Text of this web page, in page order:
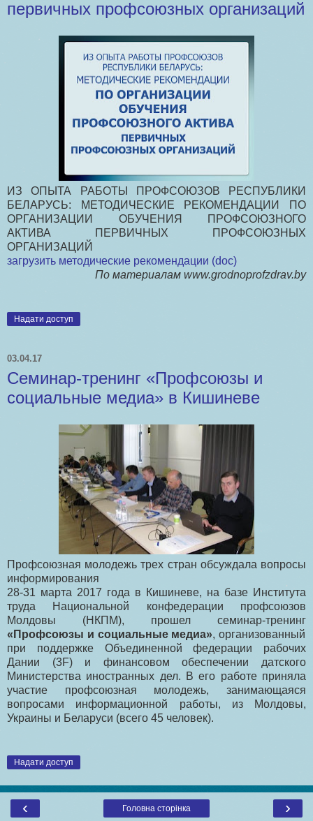
первичных профсоюзных организаций
ИЗ ОПЫТА РАБОТЫ ПРОФСОЮЗОВ РЕСПУБЛИКИ
БЕЛАРУСЬ: МЕТОДИЧЕСКИЕ РЕКОМЕНДАЦИИ ПО
ОРГАНИЗАЦИИ ОБУЧЕНИЯ ПРОФСОЮЗНОГО
АКТИВА ПЕРВИЧНЫХ ПРОФСОЮЗНЫХ
ОРГАНИЗАЦИЙ
загрузить методические рекомендации (doc)
По материалам www.grodnoprofzdrav.by
Надати доступ
03.04.17
Семинар-тренинг «Профсоюзы и
социальные медиа» в Кишиневе
Профсоюзная молодежь трех стран обсуждала вопросы
информирования
28-31 марта 2017 года в Кишиневе, на базе Института
труда Национальной конфедерации профсоюзов
Молдовы (НКПМ), прошел семинар-тренинг
«Профсоюзы и социальные медиа», организованный
при поддержке Объединенной федерации рабочих
Дании (3F) и финансовом обеспечении датского
Министерства иностранных дел. В его работе приняла
участие профсоюзная молодежь, занимающаяся
вопросами информационной работы, из Молдовы,
Украины и Беларуси (всего 45 человек).
Надати доступ
‹ ›
Головна сторінка